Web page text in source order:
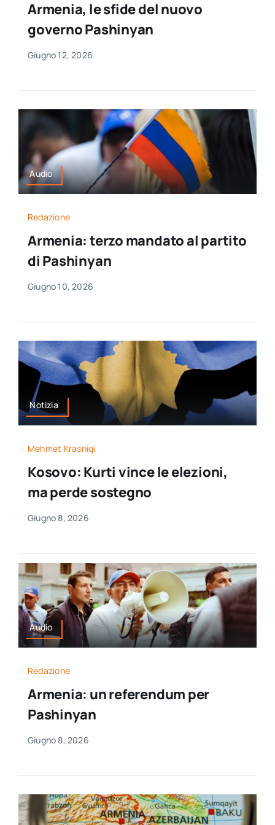
per:
Newsletter
Armenia, le sfide del nuovo
governo Pashinyan
Giugno 12, 2026
Audio
Redazione
Armenia: terzo mandato al partito
di Pashinyan
Giugno 10, 2026
Notizia
Mehmet Krasniqi
Kosovo: Kurti vince le elezioni,
ma perde sostegno
Giugno 8, 2026
Audio
Redazione
Armenia: un referendum per
Pashinyan
Giugno 8, 2026